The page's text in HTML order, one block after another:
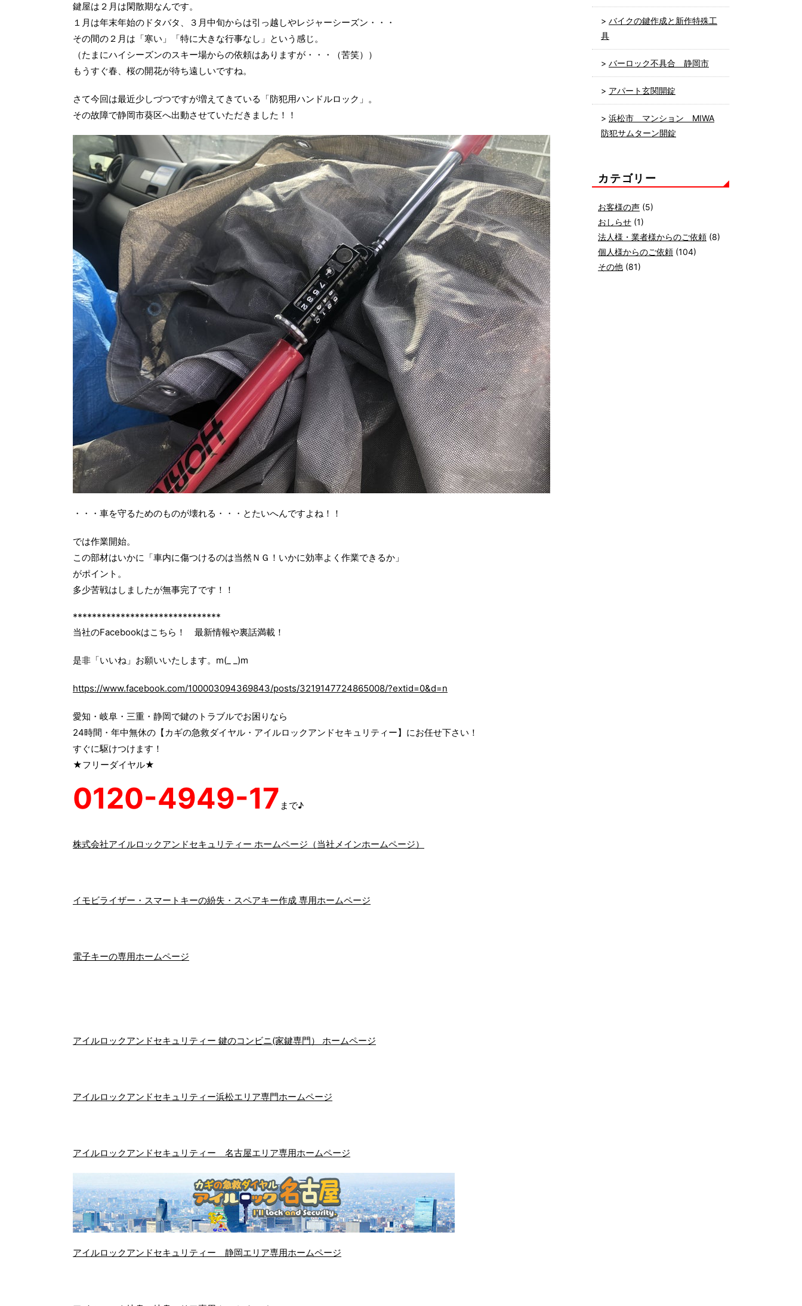
鍵屋は２月は閑散期なんです。
１月は年末年始のドタバタ、３月中旬からは引っ越しやレジャーシーズン・・・
その間の２月は「寒い」「特に大きな行事なし」という感じ。
（たまにハイシーズンのスキー場からの依頼はありますが・・・（苦笑））
もうすぐ春、桜の開花が待ち遠しいですね。
さて今回は最近少しづつですが増えてきている「防犯用ハンドルロック」。
その故障で静岡市葵区へ出動させていただきました！！
・・・車を守るためのものが壊れる・・・とたいへんですよね！！
では作業開始。
この部材はいかに「車内に傷つけるのは当然ＮＧ！いかに効率よく作業できるか」
がポイント。
多少苦戦はしましたが無事完了です！！
*******************************
当社のFacebookはこちら！ 最新情報や裏話満載！
是非「いいね」お願いいたします。m(_ _)m
https://www.facebook.com/100003094369843/posts/3219147724865008/?extid=0&d=n
愛知・岐阜・三重・静岡で鍵のトラブルでお困りなら
24時間・年中無休の【カギの急救ダイヤル・アイルロックアンドセキュリティー】にお任せ下さい！
すぐに駆けつけます！
★フリーダイヤル★
0120-4949-17 まで♪
株式会社アイルロックアンドセキュリティー ホームページ（当社メインホームページ）
イモビライザー・スマートキーの紛失・スペアキー作成 専用ホームページ
電子キーの専用ホームページ
アイルロックアンドセキュリティー 鍵のコンビニ(家鍵専門） ホームページ
アイルロックアンドセキュリティー浜松エリア専門ホームページ
アイルロックアンドセキュリティー 名古屋エリア専用ホームページ
アイルロックアンドセキュリティー 静岡エリア専用ホームページ
バイクの鍵作成と新作特殊工
具
バーロック不具合 静岡市
アパート玄関開錠
浜松市 マンション MIWA
防犯サムターン開錠
カテゴリー
お客様の声 (5)
おしらせ (1)
法人様・業者様からのご依頼 (8)
個人様からのご依頼 (104)
その他 (81)